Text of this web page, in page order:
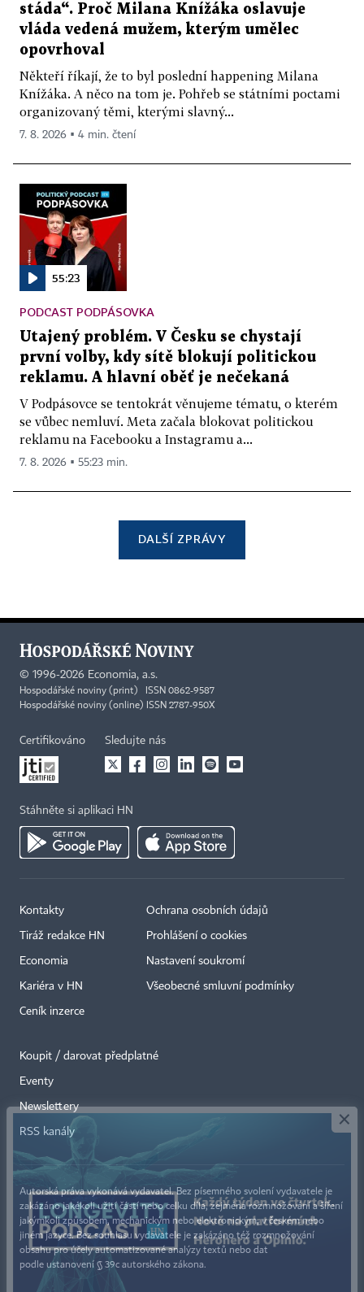
stáda“. Proč Milana Knížáka oslavuje
vláda vedená mužem, kterým umělec
opovrhoval
Někteří říkají, že to byl poslední happening Milana
Knížáka. A něco na tom je. Pohřeb se státními poctami
organizovaný těmi, kterými slavný...
7. 8. 2026 ▪ 4 min. čtení
55:23
PODCAST PODPÁSOVKA
Utajený problém. V Česku se chystají
první volby, kdy sítě blokují politickou
reklamu. A hlavní oběť je nečekaná
V Podpásovce se tentokrát věnujeme tématu, o kterém
se vůbec nemluví. Meta začala blokovat politickou
reklamu na Facebooku a Instagramu a...
7. 8. 2026 ▪ 55:23 min.
DALŠÍ ZPRÁVY
© 1996-2026 Economia, a.s.
Hospodářské noviny (print) ISSN 0862-9587
Hospodářské noviny (online) ISSN 2787-950X
Certifikováno Sledujte nás
Stáhněte si aplikaci HN
Kontakty
Tiráž redakce HN
Economia
Kariéra v HN
Ceník inzerce
Ochrana osobních údajů
Prohlášení o cookies
Nastavení soukromí
Všeobecné smluvní podmínky
Koupit / darovat předplatné
Eventy
Newslettery
RSS kanály
Autorská práva vykonává vydavatel. Bez písemného svolení vydavatele je
zakázáno jakékoli užití částí nebo celku díla, zejména rozmnožování a šíření
jakýmkoli způsobem, mechanickým nebo elektronickým, v českém nebo
jiném jazyce. Bez souhlasu vydavatele je zakázáno též rozmnožování
obsahu pro účely automatizované analýzy textů nebo dat
podle ustanovení § 39c autorského zákona.